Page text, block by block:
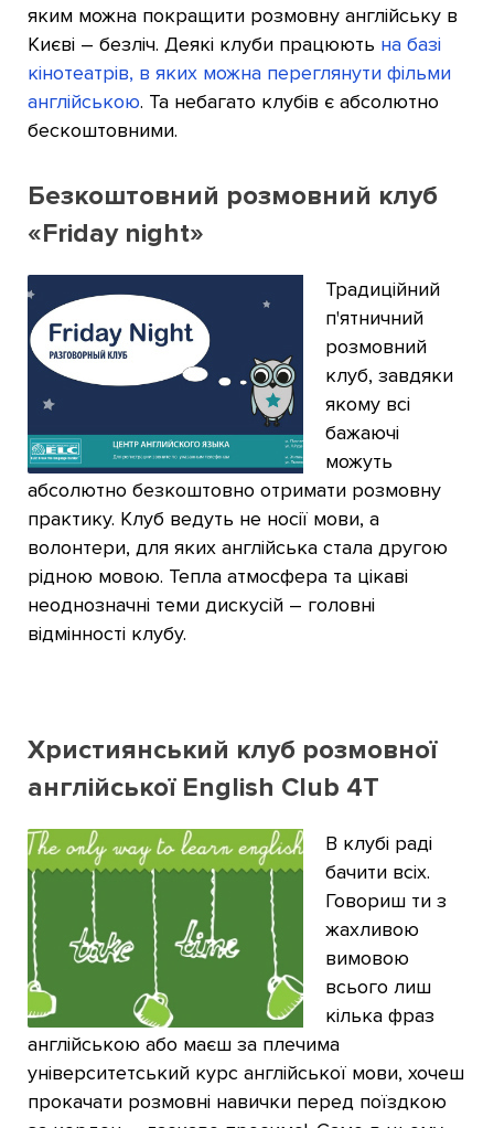
яким можна покращити розмовну англійську в
Києві – безліч. Деякі клуби працюють на базі
кінотеатрів, в яких можна переглянути фільми
англійською. Та небагато клубів є абсолютно
бескоштовними.
Безкоштовний розмовний клуб
«Friday night»
Традиційний
п'ятничний
розмовний
клуб, завдяки
якому всі
бажаючі
можуть
абсолютно безкоштовно отримати розмовну
практику. Клуб ведуть не носії мови, а
волонтери, для яких англійська стала другою
рідною мовою. Тепла атмосфера та цікаві
неоднозначні теми дискусій – головні
відмінності клубу.
Християнський клуб розмовної
англійської English Club 4T
В клубі раді
бачити всіх.
Говориш ти з
жахливою
вимовою
всього лиш
кілька фраз
англійською або маєш за плечима
університетський курс англійської мови, хочеш
прокачати розмовні навички перед поїздкою